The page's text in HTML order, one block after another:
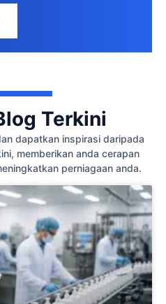
Terkini
dapatkan inspirasi daripada
memberikan anda cerapan
perniagaan anda.